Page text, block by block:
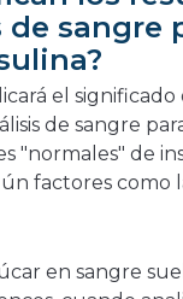
sangre
el significado
de sangre
"normales" de
factores como
en sangre